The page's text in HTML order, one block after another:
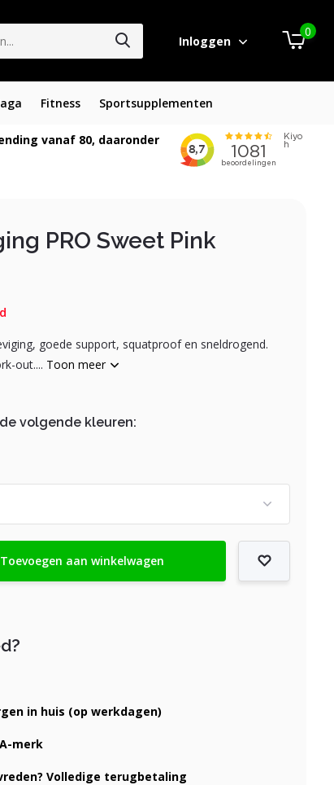
Inloggen
0
Fitness Sportsupplementen
vanaf 80, daaronder
PRO Sweet Pink
goede support, squatproof en sneldrogend.
out.... Toon meer
volgende kleuren:
Toevoegen aan winkelwagen
in huis (op werkdagen)
merk
Volledige terugbetaling